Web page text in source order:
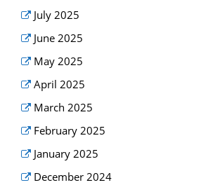
July 2025
June 2025
May 2025
April 2025
March 2025
February 2025
January 2025
December 2024